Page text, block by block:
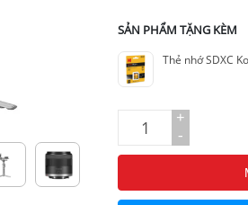
SẢN PHẨM TẶNG KÈM
Thẻ nhớ SDXC
+
-